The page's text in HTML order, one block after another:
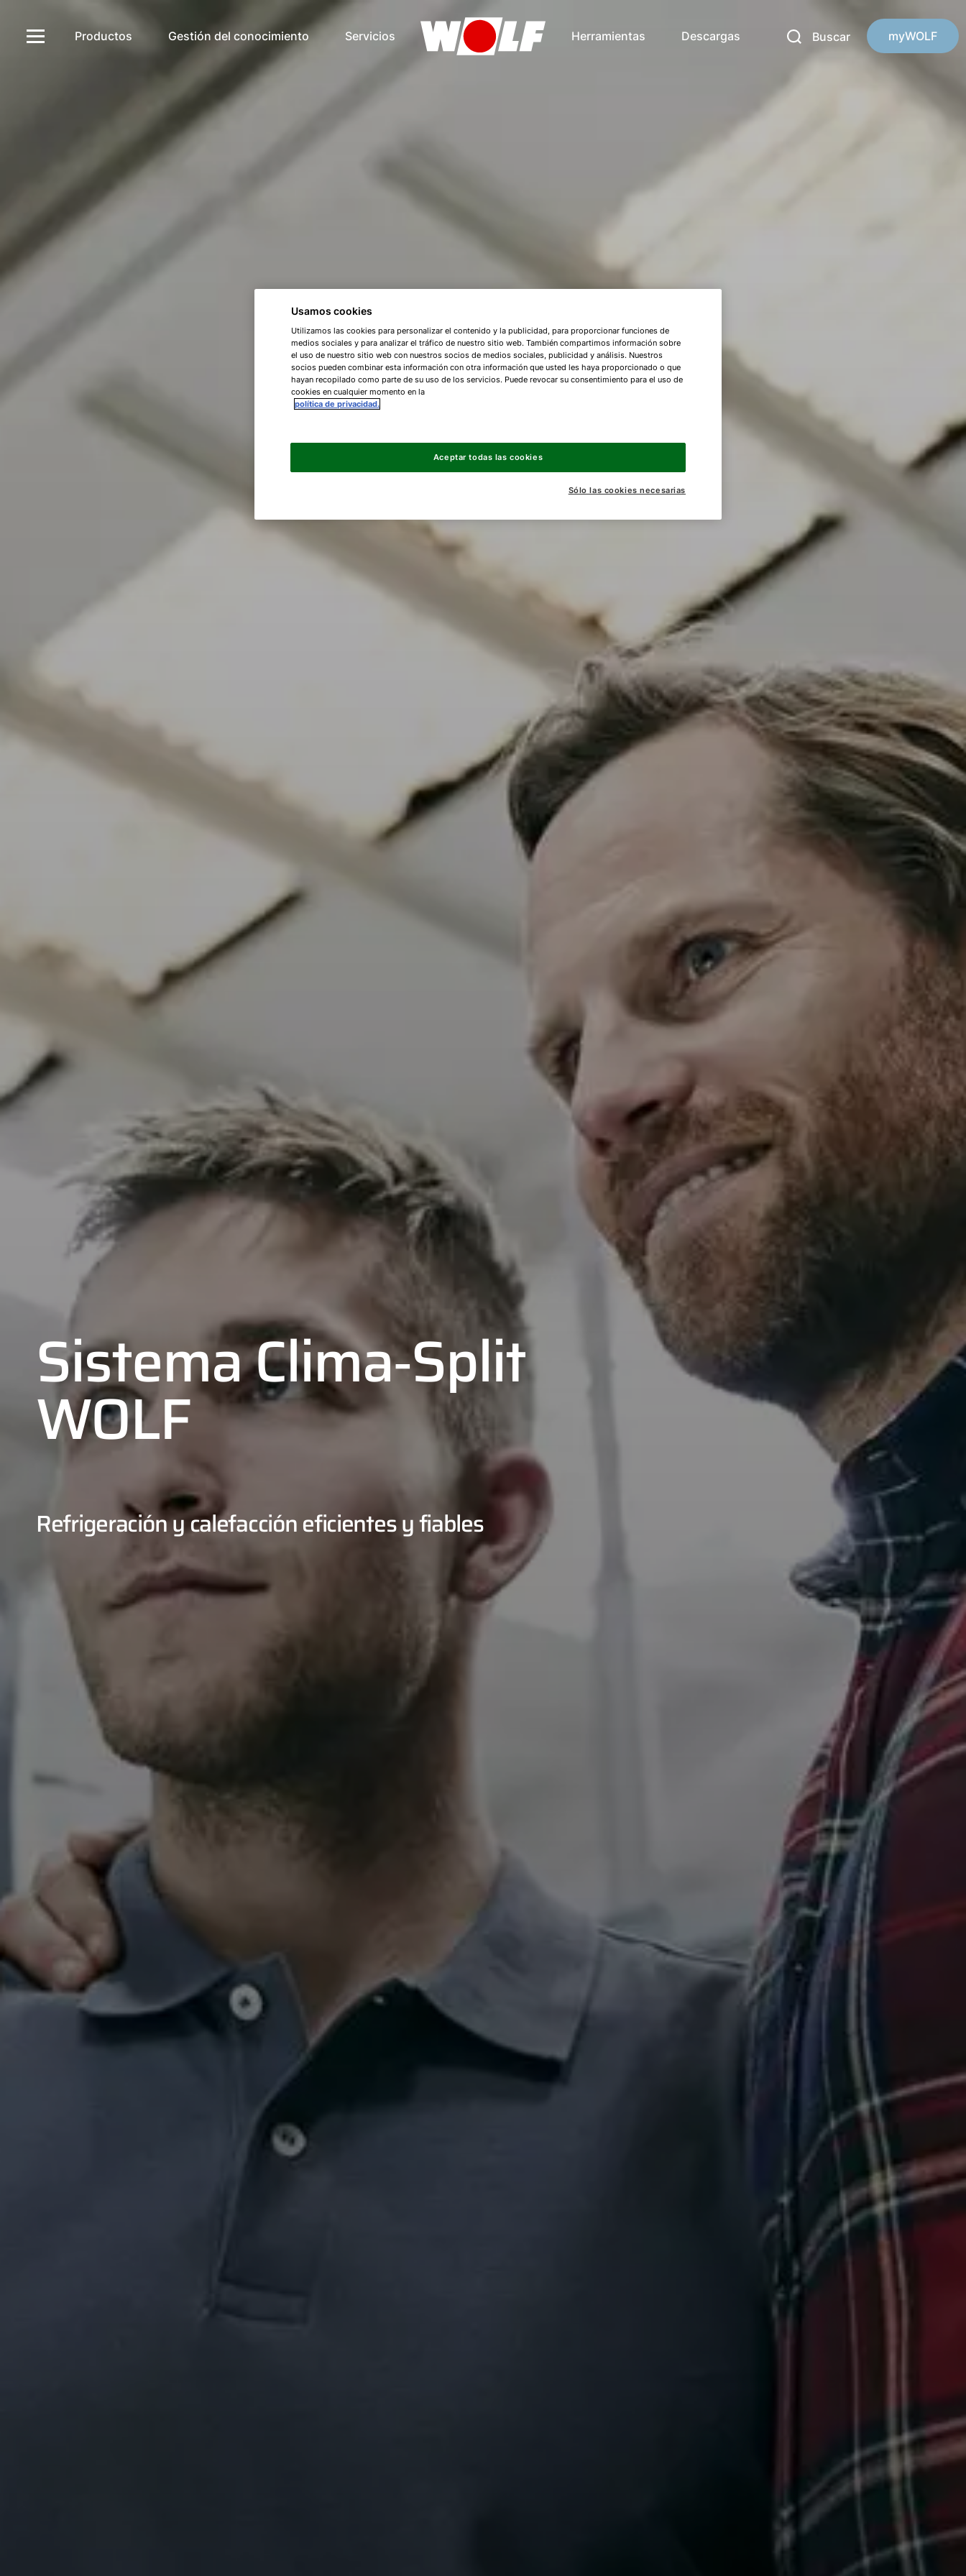
Productos Gestión del conocimiento Servicios Herramientas Descargas Buscar myWOLF
Sistema Clima‑Split
WOLF
Refrigeración y calefacción eficientes y fiables
Important Links
Usamos cookies
Utilizamos las cookies para personalizar el contenido y la publicidad, para proporcionar funciones de
medios sociales y para analizar el tráfico de nuestro sitio web. También compartimos información sobre
el uso de nuestro sitio web con nuestros socios de medios sociales, publicidad y análisis. Nuestros
socios pueden combinar esta información con otra información que usted les haya proporcionado o que
hayan recopilado como parte de su uso de los servicios. Puede revocar su consentimiento para el uso de
cookies en cualquier momento en la
política de privacidad.
Sólo las cookies necesarias
Aceptar todas las cookies